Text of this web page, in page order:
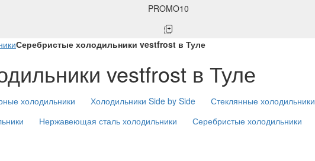
PROMO10
Серебристые холодильники vestfrost в Туле
vestfrost в Туле
холодильники Холодильники Side by Side Стеклянные холодильники
Нержавеющая сталь холодильники Серебристые холодильники